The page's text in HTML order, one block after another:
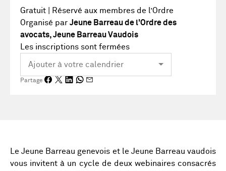
Gratuit | Réservé aux membres de l’Ordre
Organisé par Jeune Barreau de l'Ordre des
avocats, Jeune Barreau Vaudois
Les inscriptions sont fermées
Partage
Le Jeune Barreau genevois et le Jeune Barreau vaudois
vous invitent à un cycle de deux webinaires consacrés